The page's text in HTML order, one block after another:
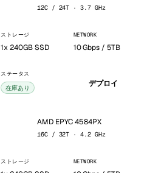
12C / 24T · 3.7 GHz
ストレージ
1x 240GB SSD
NETWORK
10 Gbps / 5TB
ステータス
在庫あり デプロイ
AMD EPYC 4584PX
16C / 32T · 4.2 GHz
ストレージ NETWORK